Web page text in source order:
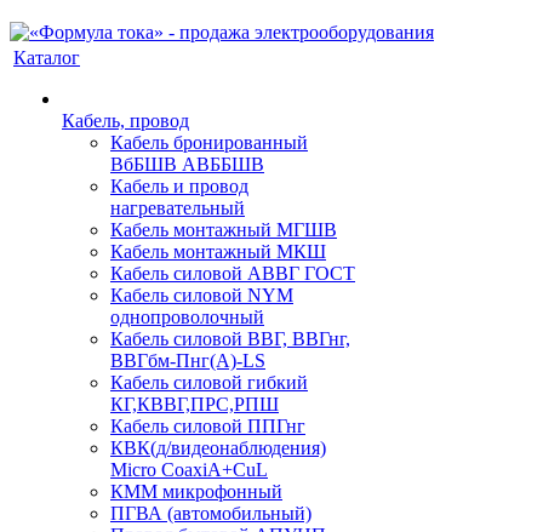
Каталог
Кабель, провод
Кабель бронированный
ВбБШВ АВББШВ
Кабель и провод
нагревательный
Кабель монтажный МГШВ
Кабель монтажный МКШ
Кабель силовой АВВГ ГОСТ
Кабель силовой NYM
однопроволочный
Кабель силовой ВВГ, ВВГнг,
ВВГбм-Пнг(А)-LS
Кабель силовой гибкий
КГ,КВВГ,ПРС,РПШ
Кабель силовой ППГнг
КВК(д/видеонаблюдения)
Micro CoaxiA+CuL
КММ микрофонный
ПГВА (автомобильный)